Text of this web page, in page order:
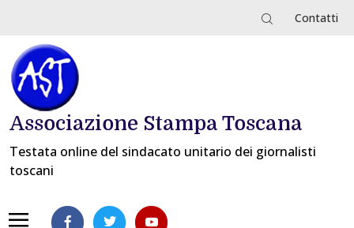
Contatti
Associazione Stampa Toscana
Testata online del sindacato unitario dei giornalisti
toscani